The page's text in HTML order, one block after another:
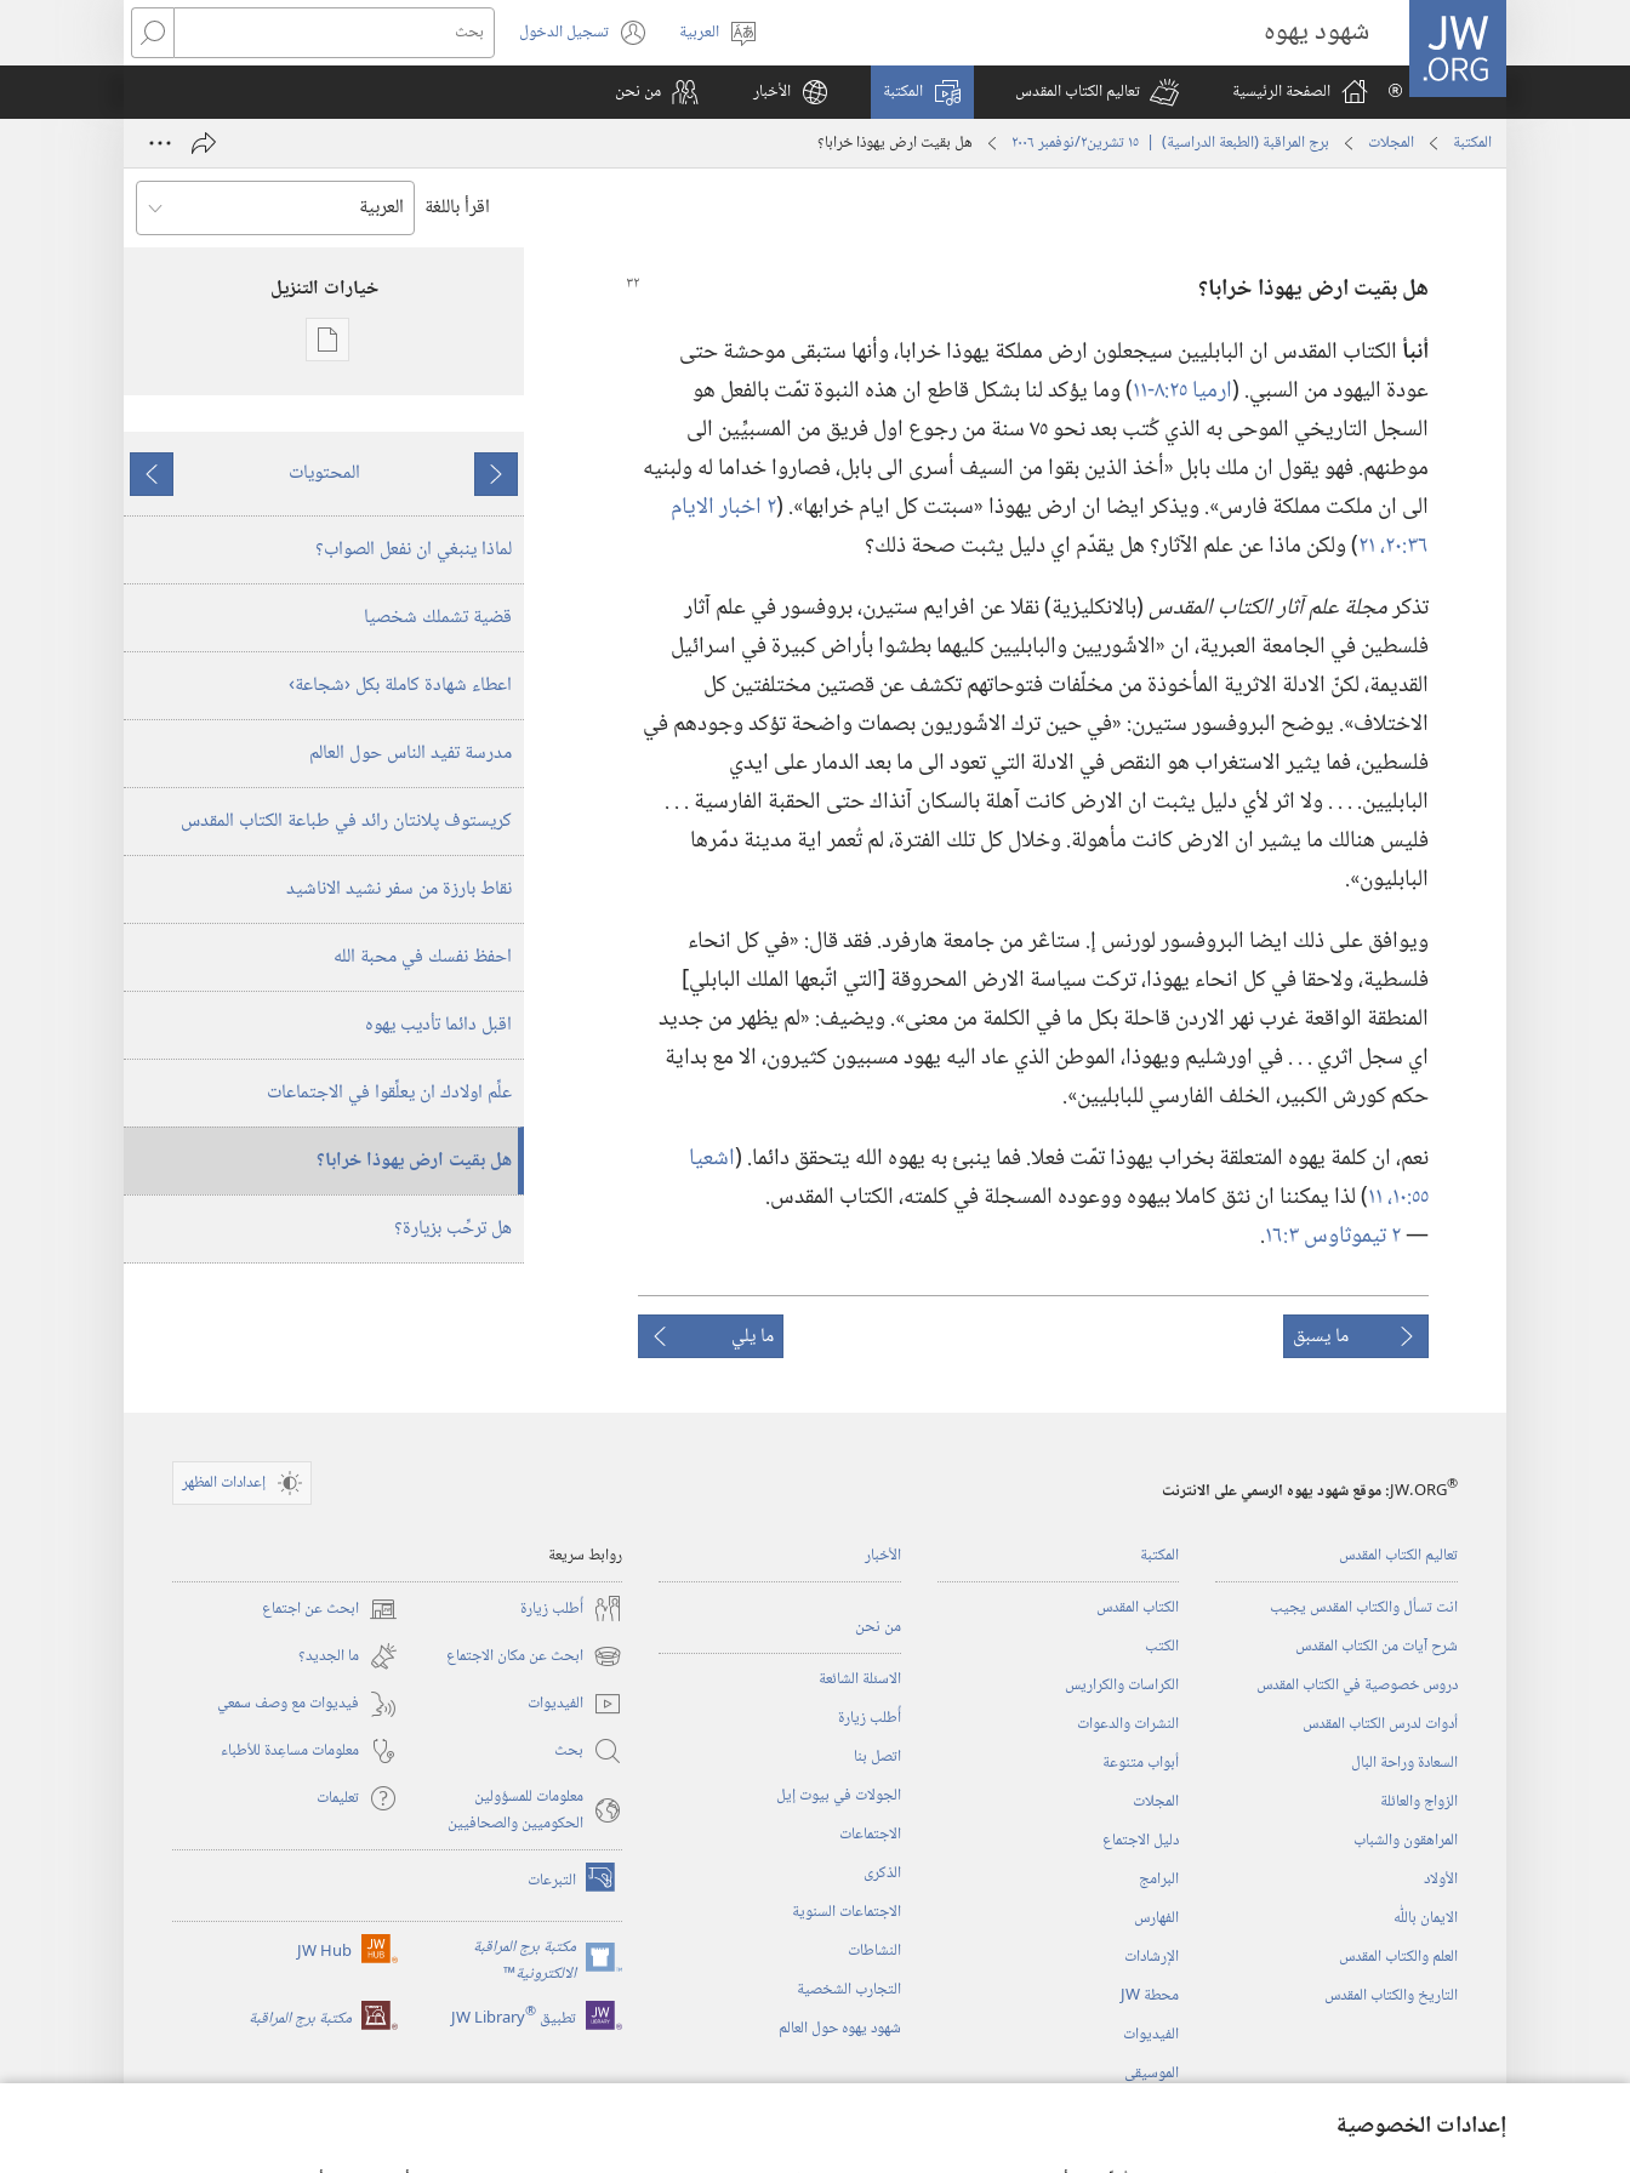
إعدادات الخصوصية
JW.ORG شهود يهوه
اختر
اللغة
العربية تسجيل الدخول
(يفتح
نافذة
بحث
الصفحة الرئيسية
تعاليم الكتاب المقدس المكتبة الأخبار من نحن
المكتبة المجلات برج المراقبة (‏الطبعة الدراسية)‏ | ‏‎١٥‏ ‏‎تشرين٢/نوفمبر‏ ‎٢٠٠٦ هل بقيت ارض يهوذا خرابا؟‏
اقرأ باللغة
هل بقيت ارضيهوذاخرابا؟‏
أنبأالكتاب المقدس ان البابليين سيجعلون ارض مملكة يهوذا خرابا،‏ وأنها ستبقى موحشة حتى
عودة اليهود من السبي.‏ (‏ارميا ٢٥:‏٨-‏١١
‏)‏ وما يؤكد لنا بشكل قاطع ان هذه النبوة تمّت بالفعل هو
السجل التاريخي الموحى به الذي كُتب بعد نحو ٧٥ سنة من رجوع اول فريق من المسبيِّين الى
موطنهم.‏ فهو يقول ان ملك بابل «أخذ الذين بقوا من السيف أسرى الى بابل،‏ فصاروا خداما له ولبنيه
الى ان ملكت مملكة فارس».‏ ويذكر ايضا ان ارض يهوذا «سبتت كل ايام خرابها».‏ (‏ ٢ اخبار الايام
٣٦:‏٢٠،‏ ٢١
‏)‏ ولكن ماذا عن علم الآثار؟‏ هل يقدّم اي دليل يثبت صحة ذلك؟‏
تذكرمجلة علم آثار الكتاب المقدس‏(‏بالانكليزية)‏ نقلا عن افرايم ستيرن،‏ بروفسور في علم آثار
فلسطين في الجامعة العبرية،‏ ان «الاشّوريين والبابليين كليهما بطشوا بأراض كبيرة في اسرائيل
القديمة،‏ لكنّ الادلة الاثرية المأخوذة من مخلّفات فتوحاتهم تكشف عن قصتين مختلفتين كل
الاختلاف».‏ يوضح البروفسور ستيرن:‏ «في حين ترك الاشّوريون بصمات واضحة تؤكد وجودهم في
فلسطين،‏ فما يثير الاستغراب هو النقص في الادلة التي تعود الى ما بعد الدمار على ايدي
البابليين.‏ .‏ .‏ .‏ ولا اثر لأي دليل يثبت ان الارض كانت آهلة بالسكان آنذاك حتى الحقبة الفارسية .‏ .‏ .‏
فليس هنالك ما يشير ان الارض كانت مأهولة.‏ وخلال كل تلك الفترة،‏ لم تُعمر اية مدينة دمّرها
البابليون».‏
ويوافق على ذلك ايضا البروفسور لورنس إ.‏ ستاڠر من جامعة هارفرد.‏ فقد قال:‏ «في كل انحاء
فلسطية،‏ ولاحقا في كل انحاء يهوذا،‏ تركت سياسة الارض المحروقة [التي اتّبعها الملك البابلي]
المنطقة الواقعة غرب نهر الاردن قاحلة بكل ما في الكلمة من معنى».‏ ويضيف:‏ «لم يظهر من جديد
اي سجل اثري .‏ .‏ .‏ في اورشليم ويهوذا،‏ الموطن الذي عاد اليه يهود مسبيون كثيرون،‏ الا مع بداية
حكم كورش الكبير،‏ الخلف الفارسي للبابليين».‏
نعم،‏ ان كلمة يهوه المتعلقة بخراب يهوذا تمّت فعلا.‏ فما ينبئ به يهوه الله يتحقق دائما.‏ (‏اشعيا
٥٥:‏١٠،‏ ١١
‏)‏ لذا يمكننا ان نثق كاملا بيهوه ووعوده المسجلة في كلمته،‏ الكتاب المقدس.‏
—‏٢ تيموثاوس ٣:‏١٦ ‏.‏
ما يسبق ما يلي
خيارات التنزيل
خيارات
المراقبة
(‏الطبعة
الدراسية)‏
‏‎١٥‏ ‏‎تشرين٢/
‎٢٠٠٦
ما
يسبق
المحتويات
ما
يلي
لماذا ينبغي ان نفعل الصواب؟‏
قضية تشملك شخصيا
اعطاء شهادة كاملة بكل ‹شجاعة›‏
مدرسة تفيد الناس حول العالم
كريستوف پلانتان رائد في طباعة الكتاب المقدس
نقاط بارزة من سفر نشيد الاناشيد
احفظ نفسك في محبة الله
اقبل دائما تأديب يهوه
علِّم اولادك ان يعلِّقوا في الاجتماعات
هل بقيت ارض يهوذا خرابا؟‏
هل ترحِّب بزيارة؟‏
JW.ORG® :‏ موقع شهود يهوه الرسمي على الانترنت إعدادات المظهر
تعاليم الكتاب المقدس
انت تسأل والكتاب المقدس يجيب
شرح آيات من الكتاب المقدس
دروس خصوصية في الكتاب المقدس
أدوات لدرس الكتاب المقدس
السعادة وراحة البال
الزواج والعائلة
المراهقون والشباب
الأولاد
الايمان باللّٰه
العلم والكتاب المقدس
التاريخ والكتاب المقدس
المكتبة
الكتاب المقدس
الكتب
الكراسات والكراريس
النشرات والدعوات
أبواب متنوعة
المجلات
دليل الاجتماع
البرامج
الفهارس
الإرشادات
محطة‏ ‏JW
الفيديوات
الموسيقى
الأخبار
من نحن
الاسئلة الشائعة
أُطلب زيارة
اتصل بنا
الجولات في بيوت إيل
الاجتماعات
الذكرى
الاجتماعات السنوية
النشاطات
التجارب الشخصية
شهود يهوه حول العالم
روابط سريعة
أُطلب زيارة
ابحث عن اجتماع (يفتح
نافذة
جديدة)
ابحث عن مكان الاجتماع (يفتح
نافذة
جديدة)
ما الجديد؟‏
الفيديوات
فيديوات مع وصف سمعي
بحث
معلومات مساعِدة للأطباء
معلومات للمسؤولين
الحكوميين والصحافيين
تعليمات
التبرعات (يفتح
نافذة
جديدة) مكتبة برج المراقبة
الالكترونية™
(يفتح
نافذة
جديدة)
JW Hub (يفتح
جديدة)
تطبيق ®
JW Library مكتبة برج المراقبة